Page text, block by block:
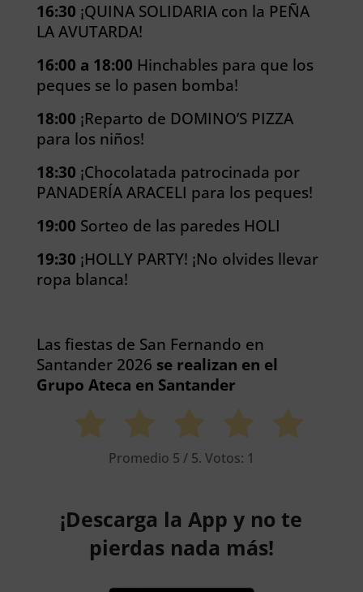
16:30 ¡QUINA SOLIDARIA con la PEÑA
LA AVUTARDA!
16:00 a 18:00 Hinchables para que los
peques se lo pasen bomba!
18:00 ¡Reparto de DOMINO’S PIZZA
para los niños!
18:30 ¡Chocolatada patrocinada por
PANADERÍA ARACELI para los peques!
19:00 Sorteo de las paredes HOLI
19:30 ¡HOLLY PARTY! ¡No olvides llevar
ropa blanca!
Las fiestas de San Fernando en
Santander 2026 se realizan en el
Grupo Ateca en Santander
Promedio 5 / 5. Votos: 1
¡Descarga la App y no te
pierdas nada más!